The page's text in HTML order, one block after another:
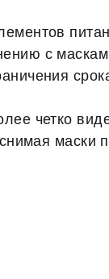
с
четко
маски